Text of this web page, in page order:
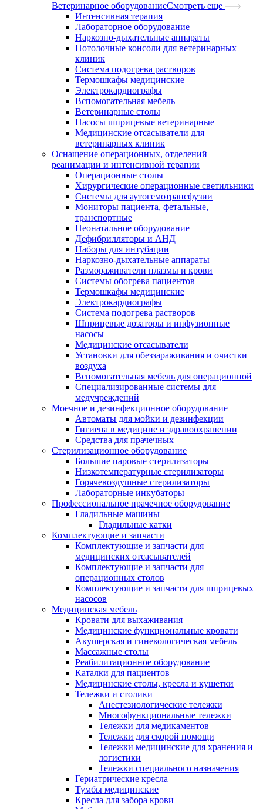
Ветеринарное оборудованиеСмотреть еще
Интенсивная терапия
Лабораторное оборудование
Наркозно-дыхательные аппараты
Потолочные консоли для ветеринарных
клиник
Система подогрева растворов
Термошкафы медицинские
Электрокардиографы
Вспомогательная мебель
Ветеринарные столы
Насосы шприцевые ветеринарные
Медицинские отсасыватели для
ветеринарных клиник
Оснащение операционных, отделений
реанимации и интенсивной терапии
Операционные столы
Хирургические операционные светильники
Системы для аутогемотрансфузии
Мониторы пациента, фетальные,
транспортные
Неонатальное оборудование
Дефибрилляторы и АНД
Наборы для интубации
Наркозно-дыхательные аппараты
Размораживатели плазмы и крови
Системы обогрева пациентов
Термошкафы медицинские
Электрокардиографы
Cистема подогрева растворов
Шприцевые дозаторы и инфузионные
насосы
Медицинские отсасыватели
Установки для обеззараживания и очистки
воздуха
Вспомогательная мебель для операционной
Специализированные системы для
медучреждений
Моечное и дезинфекционное оборудование
Автоматы для мойки и дезинфекции
Гигиена в медицине и здравоохранении
Средства для прачечных
Стерилизационное оборудование
Большие паровые стерилизаторы
Низкотемпературные стерилизаторы
Горячевоздушные стерилизаторы
Лабораторные инкубаторы
Профессиональное прачечное оборудование
Гладильные машины
Гладильные катки
Комплектующие и запчасти
Комплектующие и запчасти для
медицинских отсасывателей
Комплектующие и запчасти для
операционных столов
Комплектующие и запчасти для шприцевых
насосов
Медицинская мебель
Кровати для выхаживания
Медицинские функциональные кровати
Акушерская и гинекологическая мебель
Массажные столы
Реабилитационное оборудование
Каталки для пациентов
Медицинские столы, кресла и кушетки
Тележки и столики
Анестезиологические тележки
Многофункциональные тележки
Тележки для медикаментов
Тележки для скорой помощи
Тележки медицинские для хранения и
логистики
Тележки специального назначения
Гериатрические кресла
Тумбы медицинские
Кресла для забора крови